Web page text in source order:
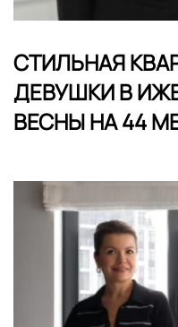
СТИЛЬНАЯ
ДЕВУШКИ В
ВЕСНЫ НА 44